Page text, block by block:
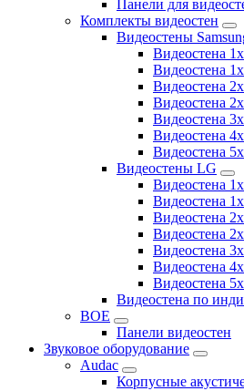
Панели для
Комплекты видеостен
Видеостены
Видеостена
Видеостена
Видеостена
Видеостена
Видеостена
Видеостена
Видеостена
Видеостены LG
Видеостена
Видеостена
Видеостена
Видеостена
Видеостена
Видеостена
Видеостена
Видеостена по
BOE
Панели видеостен
Звуковое оборудование
Audac
Корпусные